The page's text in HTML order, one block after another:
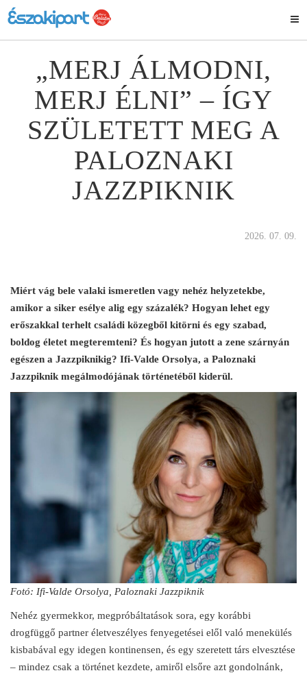
„MERJ ÁLMODNI,
MERJ ÉLNI” – ÍGY
SZÜLETETT MEG A
PALOZNAKI
JAZZPIKNIK
2026. 07. 09.
Miért vág bele valaki ismeretlen vagy nehéz helyzetekbe,
amikor a siker esélye alig egy százalék? Hogyan lehet egy
erőszakkal terhelt családi közegből kitörni és egy szabad,
boldog életet megteremteni? És hogyan jutott a zene szárnyán
egészen a Jazzpiknikig? Ifi-Valde Orsolya, a Paloznaki
Jazzpiknik megálmodójának történetéből kiderül.
Fotó: Ifi-Valde Orsolya, Paloznaki Jazzpiknik
Nehéz gyermekkor, megpróbáltatások sora, egy korábbi
drogfüggő partner életveszélyes fenyegetései elől való menekülés
kisbabával egy idegen kontinensen, és egy szeretett társ elvesztése
– mindez csak a történet kezdete, amiről elsőre azt gondolnánk,